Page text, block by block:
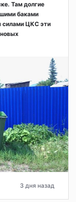
Там долгие
баками
силами ЦКС эти
3 дня назад